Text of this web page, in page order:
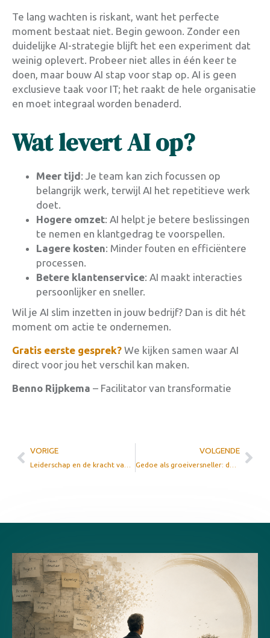
Te lang wachten is riskant, want het perfecte
moment bestaat niet. Begin gewoon. Zonder een
duidelijke AI-strategie blijft het een experiment dat
weinig oplevert. Probeer niet alles in één keer te
doen, maar bouw AI stap voor stap op. AI is geen
exclusieve taak voor IT; het raakt de hele organisatie
en moet integraal worden benaderd.
Wat levert AI op?
Meer tijd: Je team kan zich focussen op
belangrijk werk, terwijl AI het repetitieve werk
doet.
Hogere omzet: AI helpt je betere beslissingen
te nemen en klantgedrag te voorspellen.
Lagere kosten: Minder fouten en efficiëntere
processen.
Betere klantenservice: AI maakt interacties
persoonlijker en sneller.
Wil je AI slim inzetten in jouw bedrijf? Dan is dit hét
moment om actie te ondernemen.
Gratis eerste gesprek? We kijken samen waar AI
direct voor jou het verschil kan maken.
Benno Rijpkema – Facilitator van transformatie
VORIGE VOLGENDE